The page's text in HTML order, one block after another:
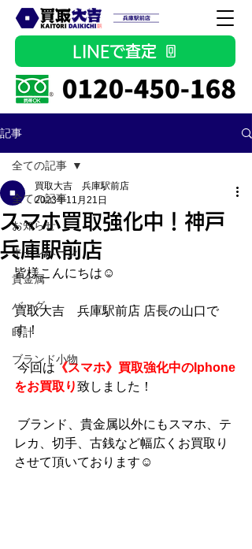
LINEで査定
記事
全ての記事
お知らせ
キャンペーン
貴金属
バッグ
時計
ブランド小物
全ての記事
スマホ買取強化中！神戸
兵庫駅前店
買取大吉 兵庫駅前店
2023年11月21日
皆様こんにちは☺
買取大吉　兵庫駅前店 店長の山口で
す！
今回は 《スマホ》買取強化中のIphone
をお買取り致しました！
レカ、切手、古銭など幅広くお買取り
させて頂いております☺